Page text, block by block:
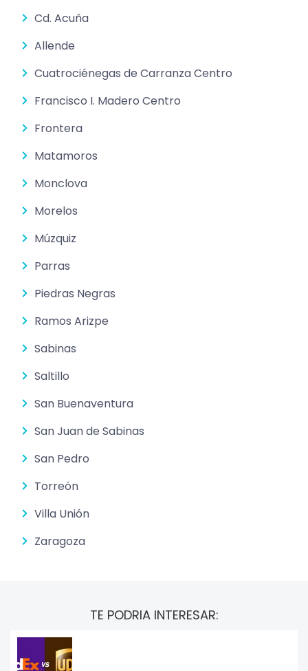
Cd. Acuña
Allende
Cuatrociénegas de Carranza Centro
Francisco I. Madero Centro
Frontera
Matamoros
Monclova
Morelos
Múzquiz
Parras
Piedras Negras
Ramos Arizpe
Sabinas
Saltillo
San Buenaventura
San Juan de Sabinas
San Pedro
Torreón
Villa Unión
Zaragoza
TE PODRIA INTERESAR: